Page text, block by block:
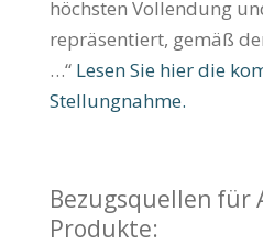
höchsten Vollendung
repräsentiert, gemäß
…“Lesen Sie hier die
Stellungnahme.
Bezugsquellen für
Produkte: